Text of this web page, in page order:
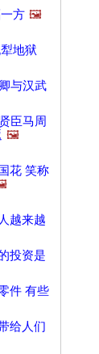
方 🖼️
地狱
与汉武
臣马周
🖼️
花 笑称
越来越
投资是
件 有些
给人们